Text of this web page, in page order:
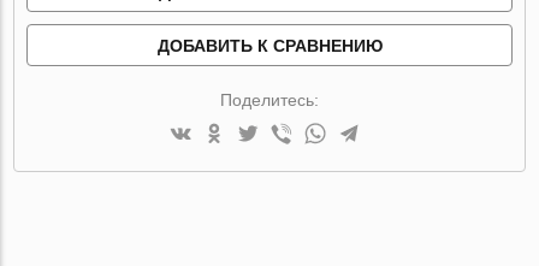
ДОБАВИТЬ К СРАВНЕНИЮ
Поделитесь: